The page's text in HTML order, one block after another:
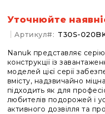
Уточнюйте
Артикул T30S-
Nanuk представляє
конструкції із
моделей цієї серії
вмісту, надзвичайно
підходить як для
любителів подорожей і
активного дозвілля та